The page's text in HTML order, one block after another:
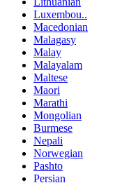
Luxembou..
Macedonian
Malagasy
Malay
Malayalam
Maltese
Maori
Marathi
Mongolian
Burmese
Nepali
Norwegian
Pashto
Persian